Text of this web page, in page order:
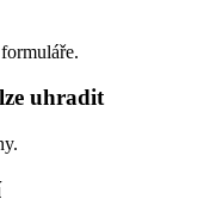
uhradit